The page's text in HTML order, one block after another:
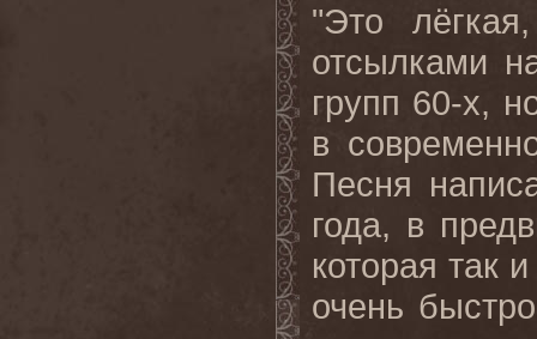
"Это
отсылками
групп 60-х,
в
Песня
года, в
которая так
очень